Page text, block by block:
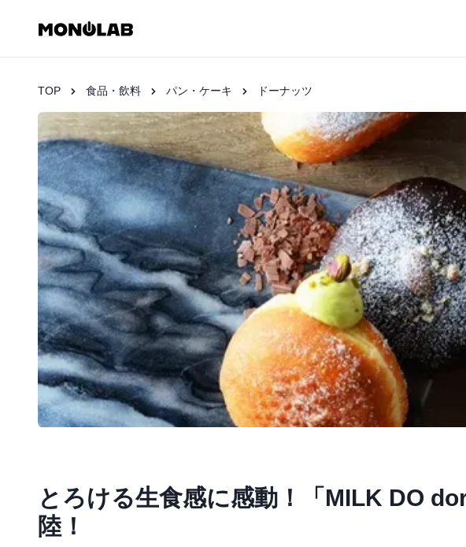
TOP 食品・飲料 パン・ケーキ ドーナッツ
とろける生食感に感動！「MILK DO
陸！